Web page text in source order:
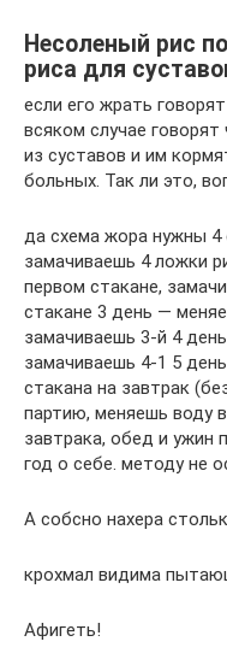
Несоленый рис
риса для
если его жрать
всяком случае
из суставов и им
больных. Так ли это,
да схема жора нужны
замачиваешь 4 ложки
первом стакане,
стакане 3 день —
замачиваешь 3-й 4
замачиваешь 4-1 5
стакана на завтрак
партию, меняешь воду
завтрака, обед и ужин
год о себе. методу не
А собсно нахера
крохмал видима
Афигеть!